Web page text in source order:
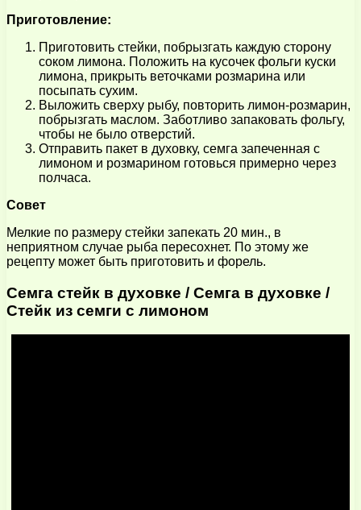
Приготовление:
Приготовить стейки, побрызгать каждую сторону
соком лимона. Положить на кусочек фольги куски
лимона, прикрыть веточками розмарина или
посыпать сухим.
Выложить сверху рыбу, повторить лимон-розмарин,
побрызгать маслом. Заботливо запаковать фольгу,
чтобы не было отверстий.
Отправить пакет в духовку, семга запеченная с
лимоном и розмарином готовься примерно через
полчаса.
Совет
Мелкие по размеру стейки запекать 20 мин., в
неприятном случае рыба пересохнет. По этому же
рецепту может быть приготовить и форель.
Семга стейк в духовке / Семга в духовке /
Стейк из семги с лимоном